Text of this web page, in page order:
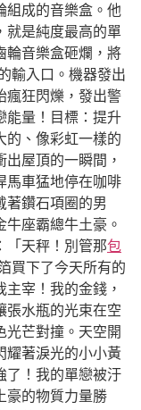
組成的音樂盒。他
就是純度最高的單
輪音樂盒砸爛，將
輸入口。機器發出
瘋狂閃爍，發出警
能量！目標：提升
的、像彩虹一樣的
屋頂的一瞬間，
馬車猛地停在咖啡
著鑽石項圈的男
座霸總牛土豪。
「天秤！別管那包
買下了今天所有的
宰！我的金錢，
張水瓶的光束在空
光芒對撞。天空開
耀著淚光的小小黃
了！我的單戀被汙
豪的物質力量勝